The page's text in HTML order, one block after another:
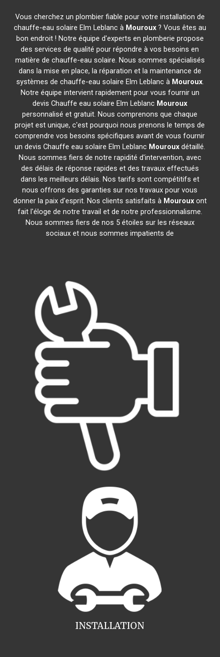
Vous cherchez un plombier fiable pour votre installation de
chauffe-eau solaire Elm Leblanc à Mouroux? Vous êtes au
bon endroit ! Notre équipe d'experts en plomberie propose
des services de qualité pour répondre à vos besoins en
matière de chauffe-eau solaire. Nous sommes spécialisés
dans la mise en place, la réparation et la maintenance de
systèmes de chauffe-eau solaire Elm Leblanc à Mouroux.
Notre équipe intervient rapidement pour vous fournir un
devis Chauffe eau solaire Elm Leblanc Mouroux
personnalisé et gratuit. Nous comprenons que chaque
projet est unique, c'est pourquoi nous prenons le temps de
comprendre vos besoins spécifiques avant de vous fournir
un devis Chauffe eau solaire Elm Leblanc Mourouxdétaillé.
Nous sommes fiers de notre rapidité d'intervention, avec
des délais de réponse rapides et des travaux effectués
dans les meilleurs délais. Nos tarifs sont compétitifs et
nous offrons des garanties sur nos travaux pour vous
donner la paix d'esprit. Nos clients satisfaits à Mourouxont
fait l'éloge de notre travail et de notre professionnalisme.
Nous sommes fiers de nos 5 étoiles sur les réseaux
sociaux et nous sommes impatients de
INSTALLATION